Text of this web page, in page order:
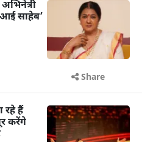
साहेब’
Share
रहे हैं
करेंगे